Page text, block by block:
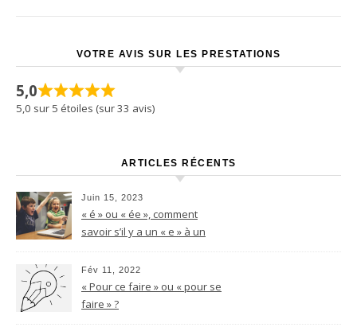
VOTRE AVIS SUR LES PRESTATIONS
5,0
5,0 sur 5 étoiles (sur 33 avis)
ARTICLES RÉCENTS
Juin 15, 2023
« é » ou « ée », comment
savoir s’il y a un « e » à un
son -é ?
Fév 11, 2022
« Pour ce faire » ou « pour se
faire » ?